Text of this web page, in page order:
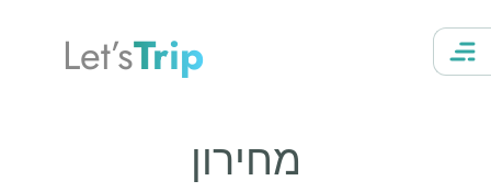
Let’sTrip
מחירון